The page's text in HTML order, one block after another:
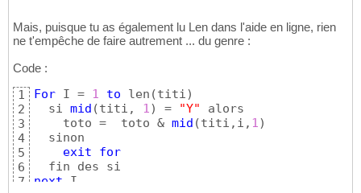
Mais, puisque tu as également lu Len dans l'aide en ligne, rien
ne t'empêche de faire autrement ... du genre :
Code :
1
2
3
4
5
6
7
For I = 1 to len (titi)
  si
mid (titi, 1) = "Y"
alors
    toto =  toto &
mid (titi,i, 1)
  sinon
exit
for
next I